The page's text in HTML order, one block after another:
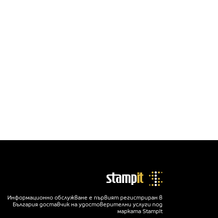
Информационно обслужване е първият регистриран в
България доставчик на удостоверителни услуги под
марката StampIt